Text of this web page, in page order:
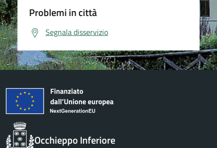
Problemi in città
Segnala disservizio
Occhieppo Inferiore